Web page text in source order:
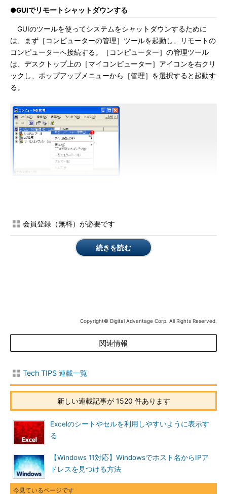
●GUIでリモートシャットダウンする
GUIのツールを使ってシステムをシャットダウンするために
は、まず［コンピューターの管理］ツールを起動し、リモートの
コンピューターへ接続する。［コンピューター］の管理ツール
は、デスクトップ上の［マイコンピューター］アイコンを右クリ
ックし、ポップアップメニューから［管理］を選択すると起動す
る。
しくは［スタート］メニューの［管理ツール］か
ら［コンピューターの管理］を起動する。
（1）デフォルトでは、ローカルコンピューター
を管理するようになっているので、シャットダウ
ン／再起動させたいリモートのコンピューターへ
再起動させたいリモートのコンピューターへ接続し直す。
リモートコンピューターの指定
コンピューターの管理ツールでは、ローカルだけ
でなく、リモートのコンピューターも管理するこ
とができる。
（1）リモートコンピューターへ接続するにはこ
れを選択する。
（2）シャットダウンさせたいリモートコンピ
ューターの名前を指定する。先頭に「\\」を指定す
る必要はない。
会員登録（無料）が必要です
続きを読む
Copyright© Digital Advantage Corp. All Rights Reserved.
関連情報
Tech TIPS 連載一覧
新しい連載記事が 1520 件あります
Excelのシートやセルを利用しやすいように表示す
る
【Windows 11対応】Windowsでホスト名からIPア
ドレスを見つける方法